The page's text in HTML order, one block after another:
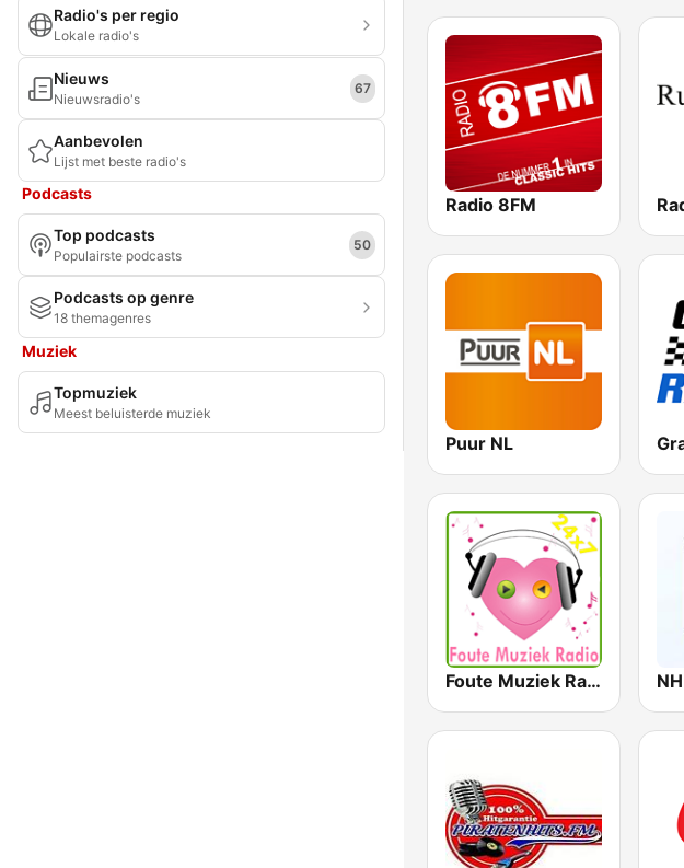
Radio's per regio
Lokale radio's
Nieuws
Nieuwsradio's
67
Aanbevolen
Lijst met beste radio's
Podcasts
Top podcasts
Populairste podcasts
50
Podcasts op genre
18 themagenres
Muziek
Topmuziek
Meest beluisterde muziek
Radio 8FM
Puur NL
Foute Muziek Radio